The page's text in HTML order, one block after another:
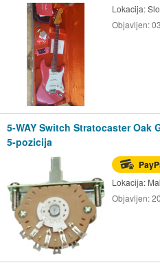
Lokacija:
Objavljen:
5-WAY Switch Stratocaster Oak
5-pozicija
Lokacija:
Objavljen: